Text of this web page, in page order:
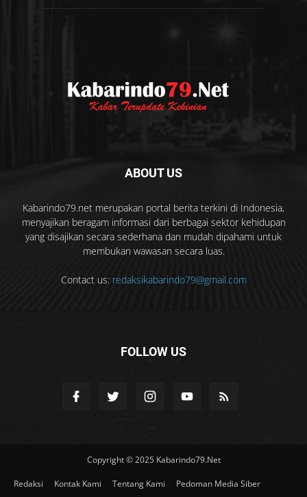
ABOUT US
Kabarindo79.net merupakan portal berita terkini di Indonesia,
menyajikan beragam informasi dari berbagai sektor kehidupan
yang disajikan secara sederhana dan mudah dipahami untuk
membukan wawasan secara luas.
Contact us: redaksikabarindo79@gmail.com
FOLLOW US
Copyright © 2025 Kabarindo79.Net
Redaksi Kontak Kami Tentang Kami Pedoman Media Siber